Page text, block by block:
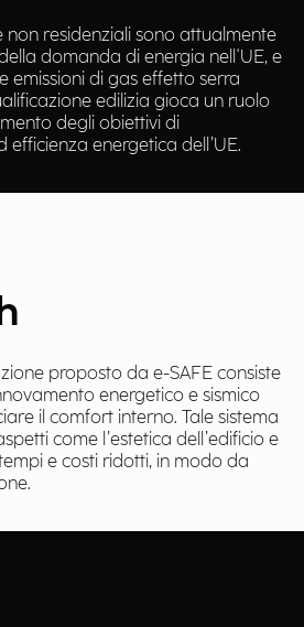
non residenziali sono attualmente
domanda di energia nell'UE, e
emissioni di gas effetto serra
edilizia gioca un ruolo
degli obiettivi di
energetica dell’UE.
proposto da e-SAFE consiste
energetico e sismico
il comfort interno. Tale sistema
come l’estetica dell’edificio e
e costi ridotti, in modo da